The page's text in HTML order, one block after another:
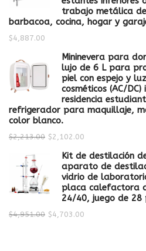
trabajo metálica
barbacoa, cocina, hogar y
$4,887.00
Mininevera para
lujo de 6 L para
piel con espejo y
cosméticos (AC/
residencia
refrigerador para maquillaje,
color blanco.
$2,213.00 $2,102.00
Kit de destilación
aparato de
vidrio de
placa calefactora
24/40, juego de 28
$4,951.00 $4,703.00